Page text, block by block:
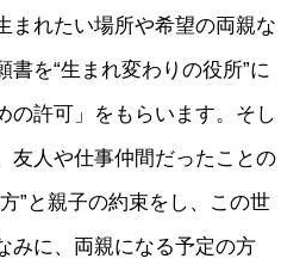
まれたい場所や希望の両親な
書を“生まれ変わりの役所”に
の許可」をもらいます。そし
友人や仕事仲間だったことの
”と親子の約束をし、この世
みに、両親になる予定の方